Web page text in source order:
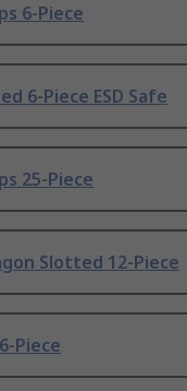
6-Piece
6-Piece ESD Safe
25-Piece
Slotted 12-Piece
Piece